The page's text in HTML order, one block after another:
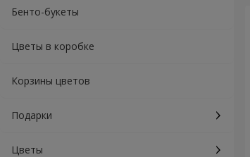
Бенто-букеты
Цветы в коробке
Корзины цветов
Подарки
Цветы